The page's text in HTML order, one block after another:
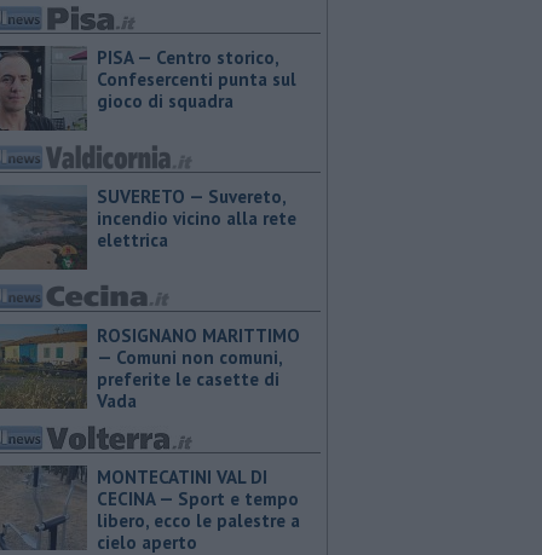
PISA — Centro storico,
Confesercenti punta sul
gioco di squadra
SUVERETO — Suvereto,
incendio vicino alla rete
elettrica
ROSIGNANO MARITTIMO
— Comuni non comuni,
preferite le casette di
Vada
MONTECATINI VAL DI
CECINA — Sport e tempo
libero, ecco le palestre a
cielo aperto